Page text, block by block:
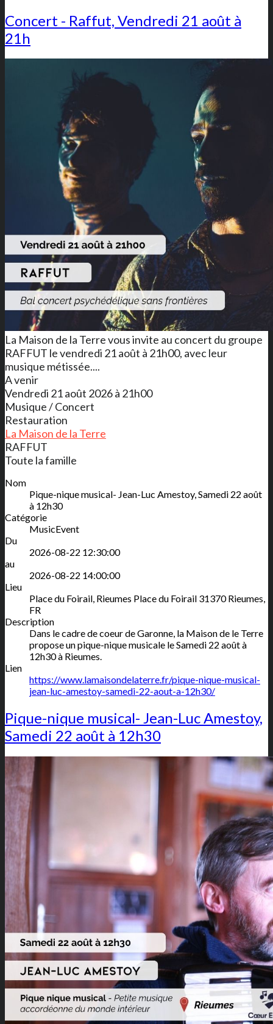
Concert - Raffut, Vendredi 21 août à
21h
La Maison de la Terre vous invite au concert du groupe
RAFFUT le vendredi 21 août à 21h00, avec leur
musique métissée....
A venir
Vendredi 21 août 2026 à 21h00
Musique / Concert
Restauration
La Maison de la Terre
RAFFUT
Toute la famille
Nom
Pique-nique musical- Jean-Luc Amestoy, Samedi 22 août
à 12h30
Catégorie
MusicEvent
Du
2026-08-22 12:30:00
au
2026-08-22 14:00:00
Lieu
Place du Foirail, Rieumes Place du Foirail 31370 Rieumes,
FR
Description
Dans le cadre de coeur de Garonne, la Maison de le Terre
propose un pique-nique musicale le Samedi 22 août à
12h30 à Rieumes.
Lien
https://www.lamaisondelaterre.fr/pique-nique-musical-
jean-luc-amestoy-samedi-22-aout-a-12h30/
Pique-nique musical- Jean-Luc Amestoy,
Samedi 22 août à 12h30